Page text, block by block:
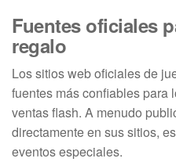
Fuentes oficiales
regalo
Los sitios web oficiales de
fuentes más confiables para
ventas flash. A menudo
directamente en sus sitios,
eventos especiales.